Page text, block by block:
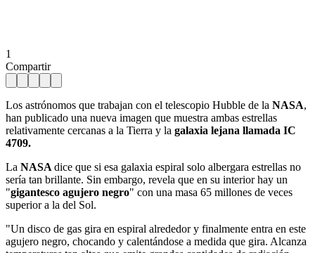
1
Compartir
Los astrónomos que trabajan con el telescopio Hubble de la NASA,
han publicado una nueva imagen que muestra ambas estrellas
relativamente cercanas a la Tierra y la galaxia lejana llamada IC
4709.
La NASA dice que si esa galaxia espiral solo albergara estrellas no
sería tan brillante. Sin embargo, revela que en su interior hay un
"gigantesco agujero negro" con una masa 65 millones de veces
superior a la del Sol.
"Un disco de gas gira en espiral alrededor y finalmente entra en este
agujero negro, chocando y calentándose a medida que gira. Alcanza